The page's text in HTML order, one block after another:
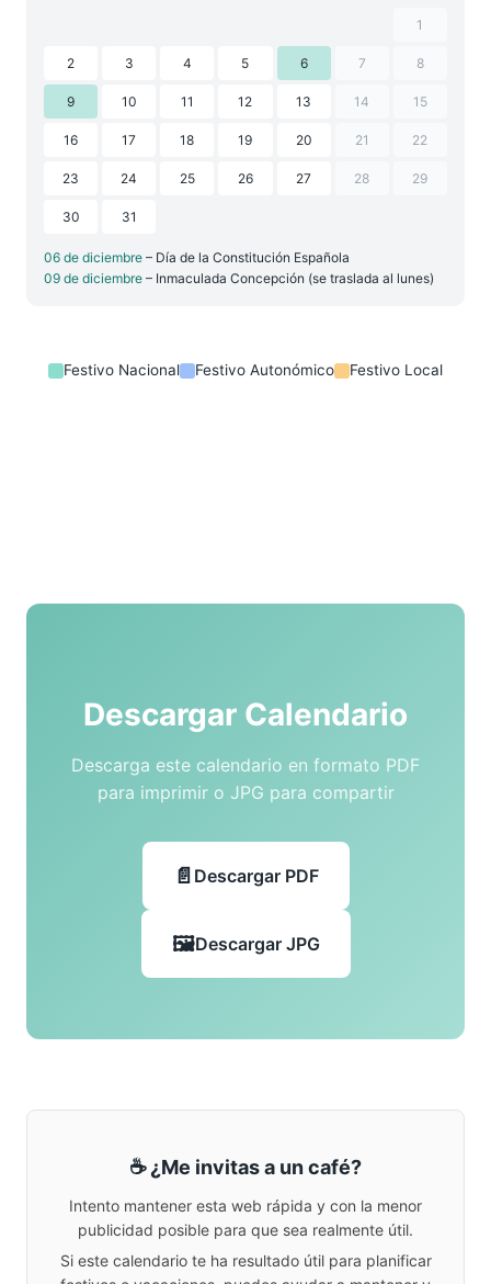
1
2 3 4 5 6 7 8
9 10 11 12 13 14 15
16 17 18 19 20 21 22
23 24 25 26 27 28 29
30 31
06 de diciembre – Día de la Constitución Española
09 de diciembre – Inmaculada Concepción (se traslada al lunes)
Festivo Nacional Festivo Autonómico Festivo Local
Descargar Calendario
Descarga este calendario en formato PDF
para imprimir o JPG para compartir
Descargar PDF
Descargar JPG
☕ ¿Me invitas a un café?
Intento mantener esta web rápida y con la menor
publicidad posible para que sea realmente útil.
Si este calendario te ha resultado útil para planificar